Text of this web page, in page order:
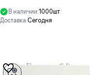
В наличии:1000шт
Доставка:Сегодня